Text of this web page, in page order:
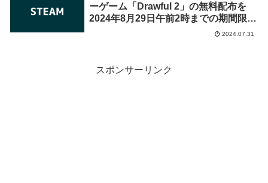
ーゲーム「Drawful 2」の無料配布を
2024年8月29日午前2時までの期間限定
2024.07.31
スポンサーリンク